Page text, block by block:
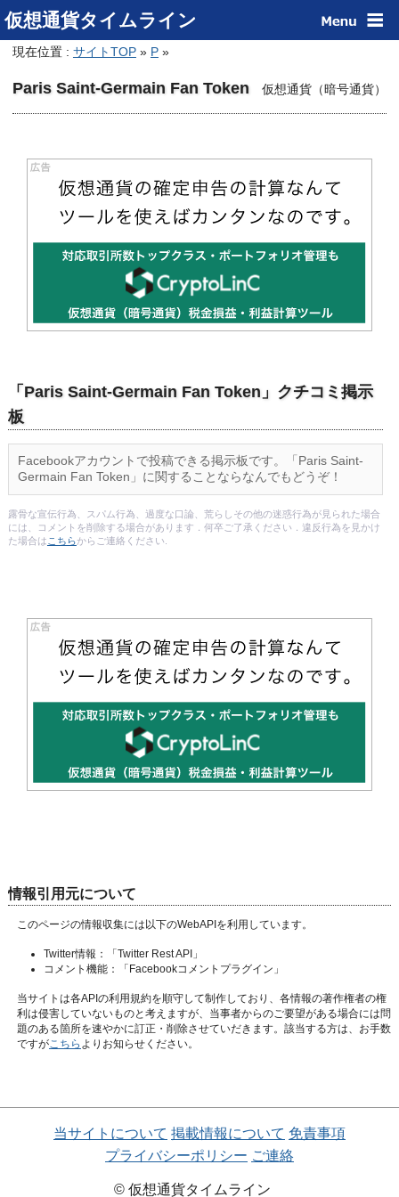
仮想通貨タイムライン
現在位置 : サイトTOP» P»
Paris Saint-Germain Fan Token 仮想通貨（暗号通貨）
「Paris Saint-Germain Fan Token」クチコミ掲示
板
Facebookアカウントで投稿できる掲示板です。「Paris Saint-
Germain Fan Token」に関することならなんでもどうぞ！
露骨な宣伝行為、スパム行為、過度な口論、荒らしその他の迷惑行為が見られた場合
には、コメントを削除する場合があります．何卒ご了承ください．違反行為を見かけ
た場合は こちらからご連絡ください.
情報引用元について
このページの情報収集には以下のWebAPIを利用しています。
Twitter情報：
「Twitter Rest API」
コメント機能：
「Facebookコメントプラグイン」
当サイトは各APIの利用規約を順守して制作しており、各情報の著作権者の権
利は侵害していないものと考えますが、当事者からのご要望がある場合には問
題のある箇所を速やかに訂正・削除させていだきます。該当する方は、お手数
ですがこちら よりお知らせください。
当サイトについて 掲載情報について 免責事項
プライバシーポリシー ご連絡
© 仮想通貨タイムライン